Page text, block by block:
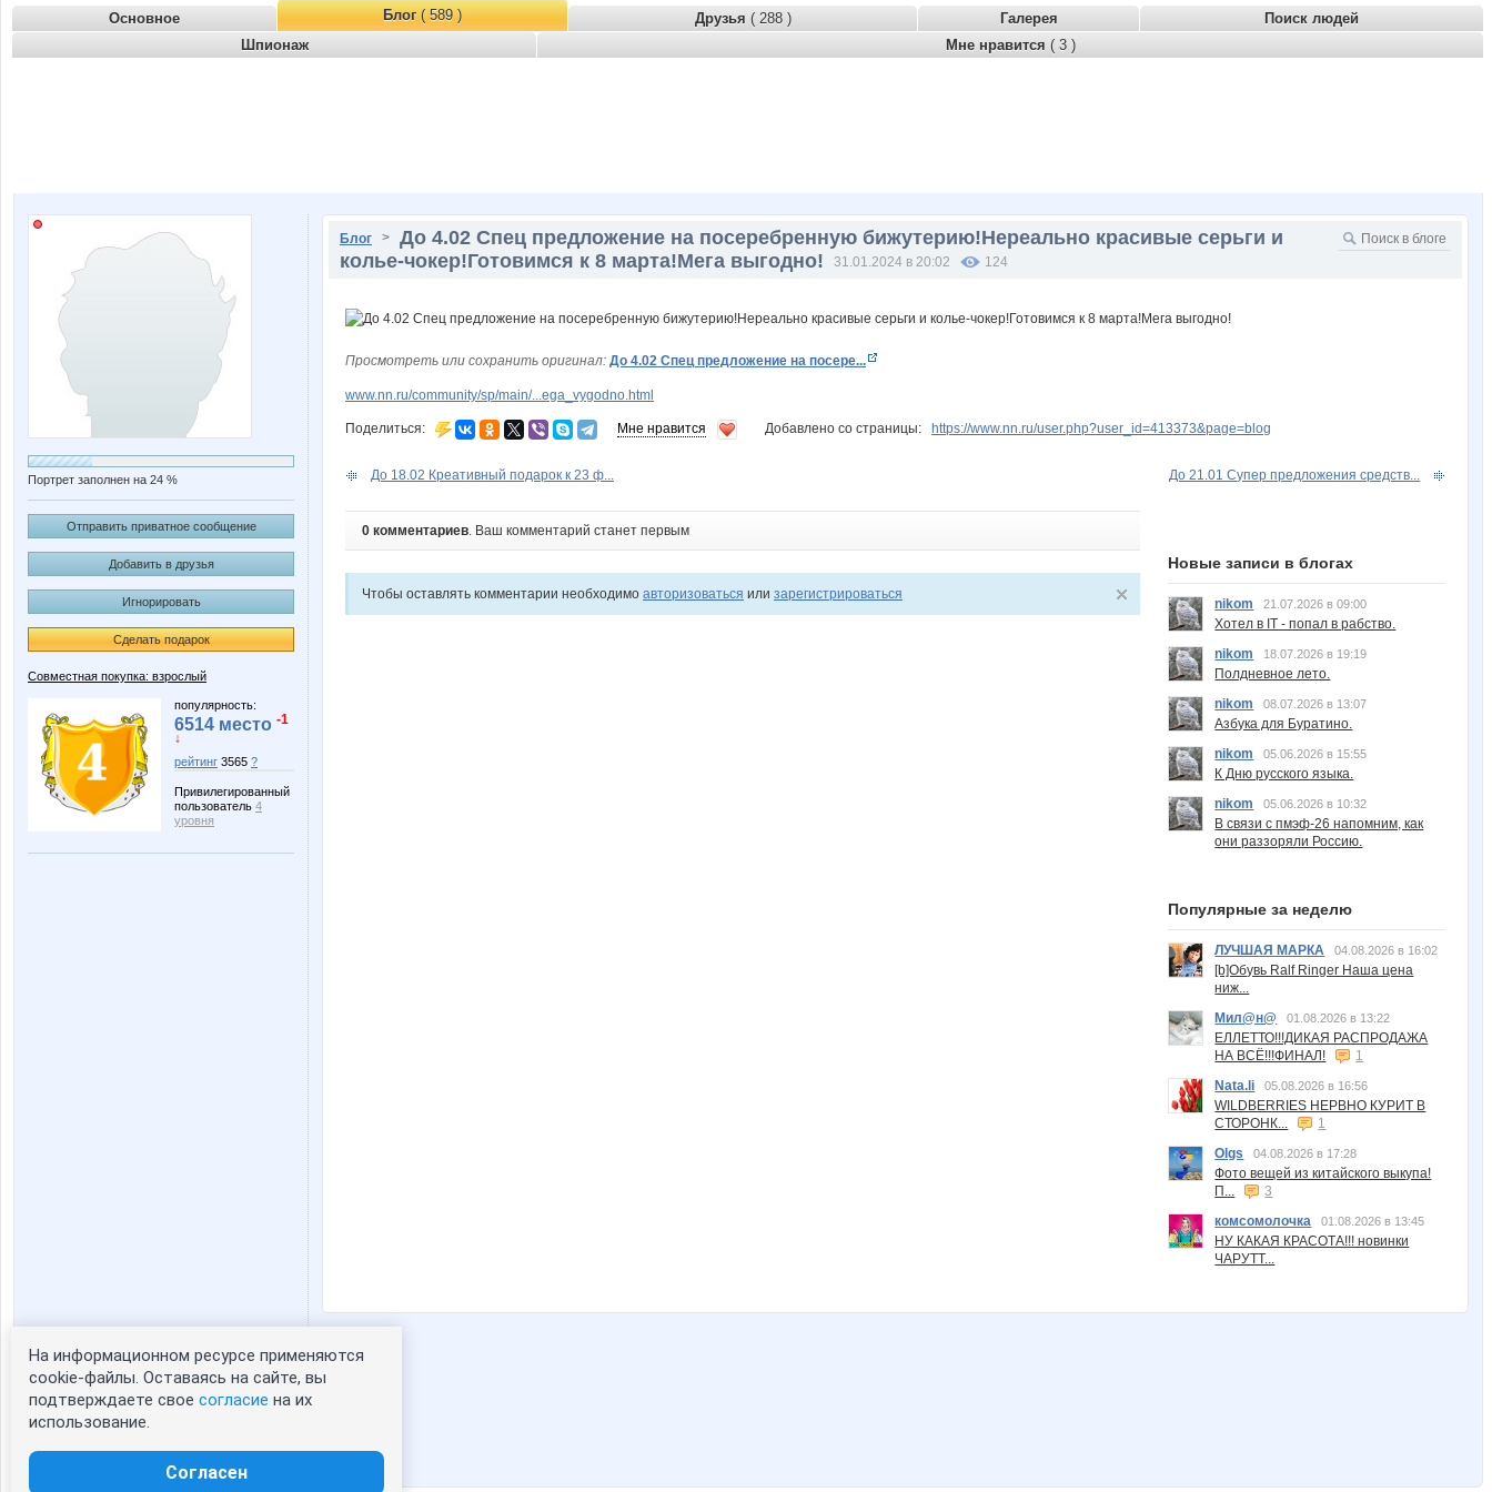
Основное Блог( 589 ) Друзья ( 288 ) Галерея
Поиск людей
Шпионаж
Мне нравится ( 3 )
Портрет заполнен на 24 %
Отправить приватное сообщение
Добавить в друзья
Игнорировать
Сделать подарок
Совместная покупка: взрослый
популярность:
6514 место -1
↓
рейтинг 3565 ?
Привилегированный
пользователь 4
уровня
Статистика портрета:
сейчас просматривают портрет - 0
зарегистрированные пользователи
Блог > До 4.02 Спец предложение на посеребренную бижутерию!Нереально красивые серьги и
колье-чокер!Готовимся к 8 марта!Мега выгодно!
31.01.2024 в 20:02 124
Просмотреть или сохранить оригинал: До 4.02 Спец предложение на посере...
www.nn.ru/community/sp/main/...ega_vygodno.html
Поделиться: Мне нравится Добавлено со страницы: https://www.nn.ru/user.php?user_id=413373&page=blog
До 18.02 Креативный подарок к 23 ф... До 21.01 Супер предложения средств...
0 комментариев. Ваш комментарий станет первым
Чтобы оставлять комментарии необходимо авторизоваться или зарегистрироваться
Новые записи в блогах
nikom 21.07.2026 в 09:00
Хотел в IT - попал в рабство.
nikom
18.07.2026 в 19:19
Полдневное лето.
nikom
08.07.2026 в 13:07
Азбука для Буратино.
nikom
05.06.2026 в 15:55
К Дню русского языка.
nikom
05.06.2026 в 10:32
В связи с пмэф-26 напомним, как
они раззоряли Россию.
Популярные за неделю
ЛУЧШАЯ МАРКА 04.08.2026 в 16:02
[b]Обувь Ralf Ringer Наша цена
ниж...
Мил@н@
01.08.2026 в 13:22
ЕЛЛЕТТО!!!ДИКАЯ РАСПРОДАЖА
НА ВСЁ!!!ФИНАЛ!
1
Nata.li
05.08.2026 в 16:56
WILDBERRIES НЕРВНО КУРИТ В
СТОРОНК...
1
Olgs
04.08.2026 в 17:28
Фото вещей из китайского выкупа!
П...
3
комсомолочка
01.08.2026 в 13:45
НУ КАКАЯ КРАСОТА!!! новинки
ЧАРУТТ...
На информационном ресурсе применяются
cookie-файлы. Оставаясь на сайте, вы
подтверждаете свое согласие на их
использование.
Согласен